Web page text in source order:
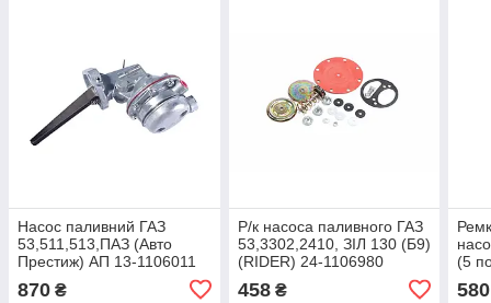
Насос паливний ГАЗ
53,511,513,ПАЗ (Авто
Престиж) АП 13-1106011
870 ₴
Р/к насоса паливного ГАЗ
53,3302,2410, ЗІЛ 130 (Б9)
(RIDER) 24-1106980
458₴
(5
580